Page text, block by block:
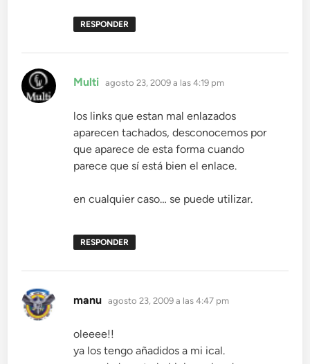
RESPONDER
Multi dice:
agosto 23, 2009 a las 4:19 pm
los links que estan mal enlazados
aparecen tachados, desconocemos por
que aparece de esta forma cuando
parece que sí está bien el enlace.
en cualquier caso… se puede utilizar.
RESPONDER
manu dice:
agosto 23, 2009 a las 4:47 pm
oleeee!!
ya los tengo añadidos a mi ical.